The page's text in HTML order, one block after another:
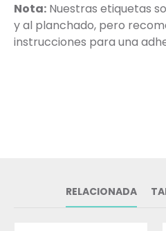
Nota: Nuestras etiquetas
y al planchado, pero
instrucciones para una
RELACIONADA